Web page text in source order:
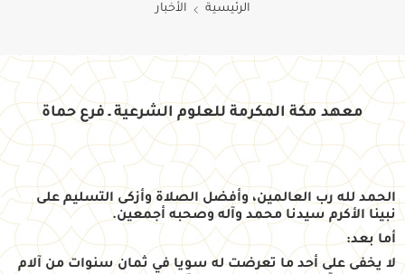
الرئيسية الأخبار
معهد مكة المكرمة للعلوم الشرعية ـ فرع حماة
الحمد لله رب العالمين، وأفضل الصلاة وأزكى التسليم على
نبينا الأكرم سيدنا محمد وآله وصحبه أجمعين.
أما بعد:
لا يخفى على أحد ما تعرضت له سويا في ثمان سنوات من آلام